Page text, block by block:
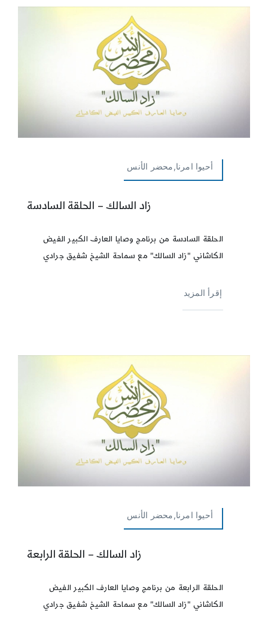
أحيوا امرنا,محضر الأنس
زاد السالك – الحلقة السادسة
الحلقة السادسة من برنامج وصايا العارف الكبير الفيض
الكاشاني "زاد السالك" مع سماحة الشيخ شفيق جرادي
إقرأ المزيد
أحيوا امرنا,محضر الأنس
زاد السالك – الحلقة الرابعة
الحلقة الرابعة من برنامج وصايا العارف الكبير الفيض
الكاشاني "زاد السالك" مع سماحة الشيخ شفيق جرادي